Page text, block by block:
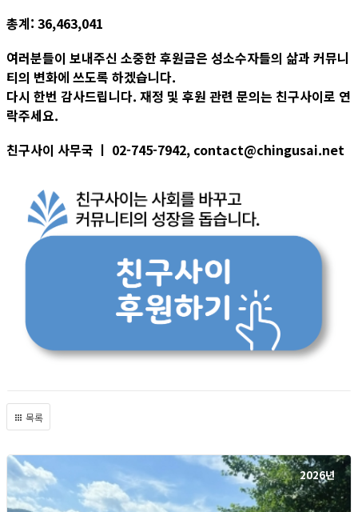
총계: 36,463,041
여러분들이 보내주신 소중한 후원금은 성소수자들의 삶과 커뮤니
티의 변화에 쓰도록 하겠습니다.
다시 한번 감사드립니다. 재정 및 후원 관련 문의는 친구사이로 연
락주세요.
친구사이 사무국 ㅣ 02-745-7942, contact@chingusai.net
목록
2026년